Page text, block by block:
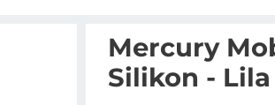
Mercury
Silikon - Lila